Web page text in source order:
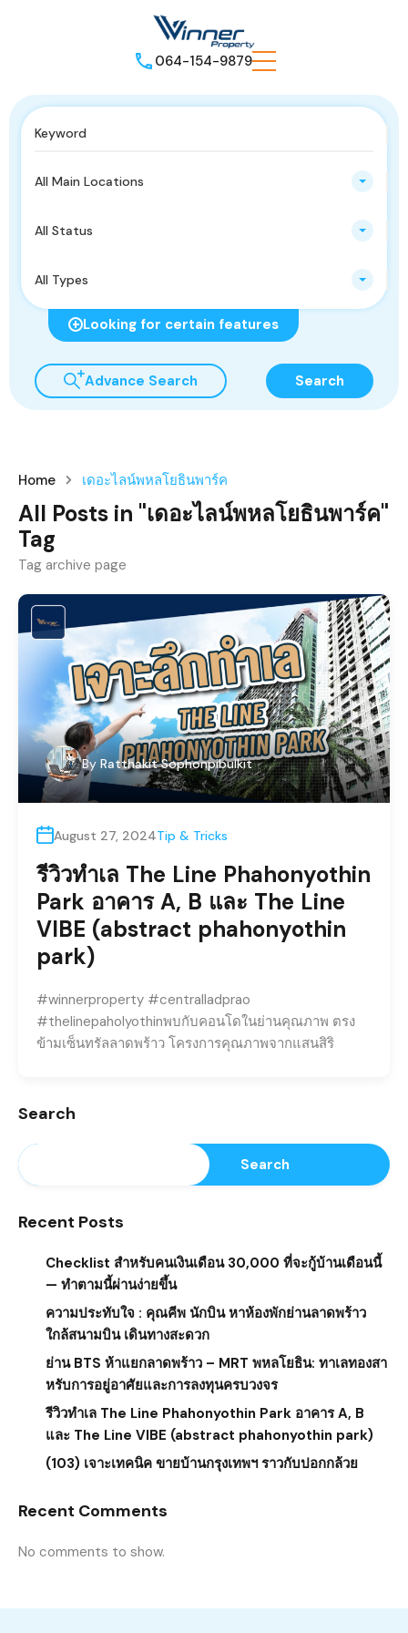
064-154-9879
All Main Locations
All Status
All Types
Looking for certain features
Advance Search Search
Home เดอะไลน์พหลโยธินพาร์ค
All Posts in "เดอะไลน์พหลโยธินพาร์ค"
Tag
Tag archive page
By Ratthakit Sophonpibulkit
August 27, 2024Tip & Tricks
รีวิวทำเล The Line Phahonyothin
Park อาคาร A, B และ The Line
VIBE (abstract phahonyothin
park)
#winnerproperty #centralladprao
#thelinepaholyothinพบกับคอนโดในย่านคุณภาพ ตรง
ข้ามเซ็นทรัลลาดพร้าว โครงการคุณภาพจากแสนสิริ
Search
Search
Recent Posts
Checklist สำหรับคนเงินเดือน 30,000 ที่จะกู้บ้านเดือนนี้
— ทำตามนี้ผ่านง่ายขึ้น
ความประทับใจ : คุณคีพ นักบิน หาห้องพักย่านลาดพร้าว
ใกล้สนามบิน เดินทางสะดวก
ย่าน BTS ห้าแยกลาดพร้าว – MRT พหลโยธิน: ทาเลทองสา
หรับการอยู่อาศัยและการลงทุนครบวงจร
รีวิวทำเล The Line Phahonyothin Park อาคาร A, B
และ The Line VIBE (abstract phahonyothin park)
(103) เจาะเทคนิค ขายบ้านกรุงเทพฯ ราวกับปอกกล้วย
Recent Comments
No comments to show.